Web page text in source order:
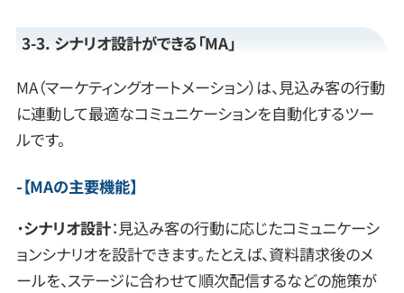
3-3. シナリオ設計ができる「MA」
MA（マーケティングオートメーション）は、見込み客の行動
に連動して最適なコミュニケーションを自動化するツー
ルです。
【MAの主要機能】
・シナリオ設計：見込み客の行動に応じたコミュニケーシ
ョンシナリオを設計できます。たとえば、資料請求後のメ
ールを、ステージに合わせて順次配信するなどの施策が